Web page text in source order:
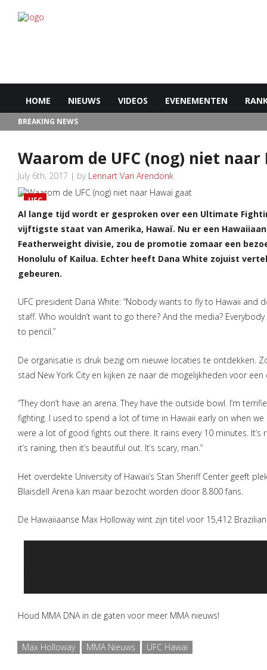
HOME NIEUWS VIDEOS EVENEMENTEN
BREAKING NEWS
Waarom de UFC (nog) niet
July 6th, 2017 | by Lennart Van Arendonk
UFC
Al lange tijd wordt er gesproken over een Ultimate
vijftigste staat van Amerika, Hawaï. Nu er een
Featherweight divisie, zou de promotie zomaar een
Honolulu of Kailua. Echter heeft Dana White zojuist
gebeuren.
UFC president Dana White: “Nobody wants to fly to Hawaii and
staff. Who wouldn’t want to go there? And the media?
to pencil.”
De organisatie is druk bezig om nieuwe locaties te ontdekken.
stad New York City en kijken ze naar de mogelijkheden voor een
“They don’t have an arena. They have the outside bowl. I’m
fighting. I used to spend a lot of time in Hawaii early on when
were a lot of good fights out there. It rains every 10 minutes. It’s
it’s raining, then it’s beautiful out. It’s scary, man.”
Het overdekte University of Hawaii’s Stan Sheriff Center geeft
Blaisdell Arena kan maar bezocht worden door 8.800 fans.
De Hawaiiaanse Max Holloway wint zijn titel voor 15,412
Houd MMA DNA in de gaten voor meer MMA nieuws!
Max Holloway MMA Nieuws UFC Hawai